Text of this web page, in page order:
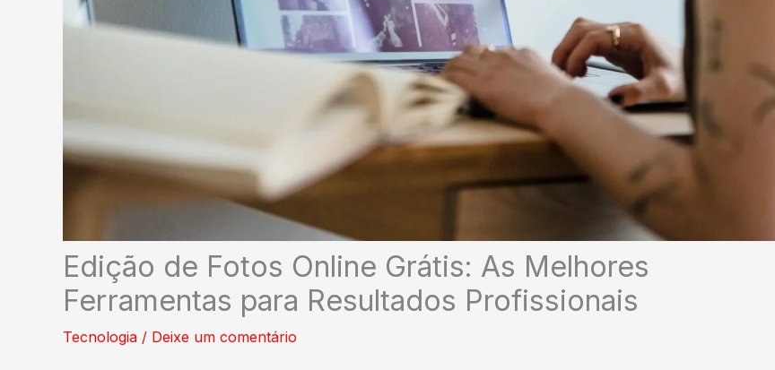
Edição de Fotos Online Grátis: As Melhores
Ferramentas para Resultados Profissionais
Tecnologia / Deixe um comentário